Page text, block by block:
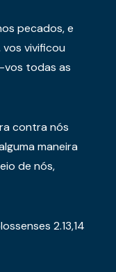
pecados, e
vos vivificou
vos todas as
contra nós
maneira
de nós,
2.13,14